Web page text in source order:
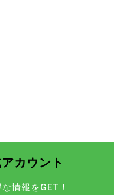
カウント
情報をGET！